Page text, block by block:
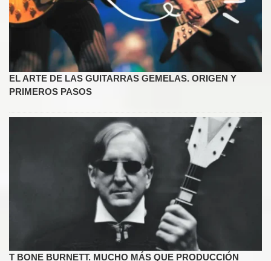
EL ARTE DE LAS GUITARRAS GEMELAS. ORIGEN Y
PRIMEROS PASOS
T BONE BURNETT. MUCHO MÁS QUE PRODUCCIÓN